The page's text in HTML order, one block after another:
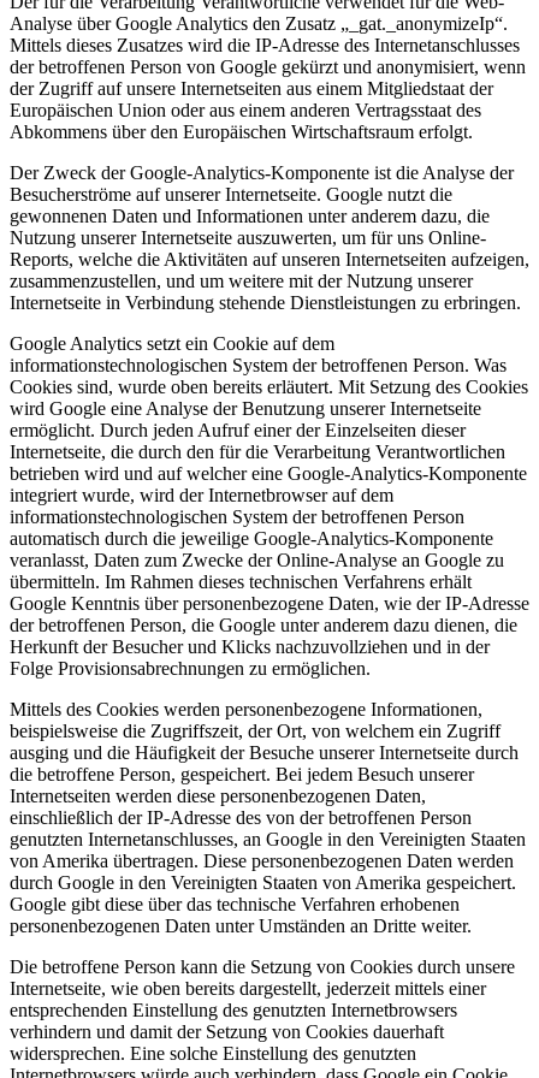
Analyse über Google Analytics den Zusatz „_gat._anonymizeIp“.
Mittels dieses Zusatzes wird die IP-Adresse des Internetanschlusses
der betroffenen Person von Google gekürzt und anonymisiert, wenn
der Zugriff auf unsere Internetseiten aus einem Mitgliedstaat der
Europäischen Union oder aus einem anderen Vertragsstaat des
Abkommens über den Europäischen Wirtschaftsraum erfolgt.
Der Zweck der Google-Analytics-Komponente ist die Analyse der
Besucherströme auf unserer Internetseite. Google nutzt die
gewonnenen Daten und Informationen unter anderem dazu, die
Nutzung unserer Internetseite auszuwerten, um für uns Online-
Reports, welche die Aktivitäten auf unseren Internetseiten aufzeigen,
zusammenzustellen, und um weitere mit der Nutzung unserer
Internetseite in Verbindung stehende Dienstleistungen zu erbringen.
Google Analytics setzt ein Cookie auf dem
informationstechnologischen System der betroffenen Person. Was
Cookies sind, wurde oben bereits erläutert. Mit Setzung des Cookies
wird Google eine Analyse der Benutzung unserer Internetseite
ermöglicht. Durch jeden Aufruf einer der Einzelseiten dieser
Internetseite, die durch den für die Verarbeitung Verantwortlichen
betrieben wird und auf welcher eine Google-Analytics-Komponente
integriert wurde, wird der Internetbrowser auf dem
informationstechnologischen System der betroffenen Person
automatisch durch die jeweilige Google-Analytics-Komponente
veranlasst, Daten zum Zwecke der Online-Analyse an Google zu
übermitteln. Im Rahmen dieses technischen Verfahrens erhält
Google Kenntnis über personenbezogene Daten, wie der IP-Adresse
der betroffenen Person, die Google unter anderem dazu dienen, die
Herkunft der Besucher und Klicks nachzuvollziehen und in der
Folge Provisionsabrechnungen zu ermöglichen.
Mittels des Cookies werden personenbezogene Informationen,
beispielsweise die Zugriffszeit, der Ort, von welchem ein Zugriff
ausging und die Häufigkeit der Besuche unserer Internetseite durch
die betroffene Person, gespeichert. Bei jedem Besuch unserer
Internetseiten werden diese personenbezogenen Daten,
einschließlich der IP-Adresse des von der betroffenen Person
genutzten Internetanschlusses, an Google in den Vereinigten Staaten
von Amerika übertragen. Diese personenbezogenen Daten werden
durch Google in den Vereinigten Staaten von Amerika gespeichert.
Google gibt diese über das technische Verfahren erhobenen
personenbezogenen Daten unter Umständen an Dritte weiter.
Die betroffene Person kann die Setzung von Cookies durch unsere
Internetseite, wie oben bereits dargestellt, jederzeit mittels einer
entsprechenden Einstellung des genutzten Internetbrowsers
verhindern und damit der Setzung von Cookies dauerhaft
widersprechen. Eine solche Einstellung des genutzten